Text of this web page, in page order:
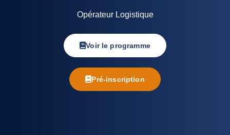
Opérateur Logistique
Voir le programme
Pré-inscription